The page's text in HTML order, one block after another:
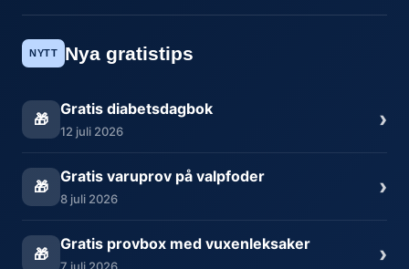
NYTT Nya gratistips
🎁
Gratis diabetsdagbok
12 juli 2026 ›
🎁
Gratis varuprov på valpfoder
8 juli 2026 ›
🎁
Gratis provbox med vuxenleksaker ›